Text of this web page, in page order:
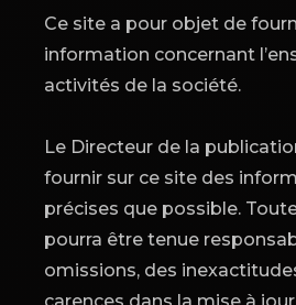
Ce site a pour objet de
information concernant
activités de la société.
Le Directeur de la
fournir sur ce site des
précises que possible.
pourra être tenue
omissions, des